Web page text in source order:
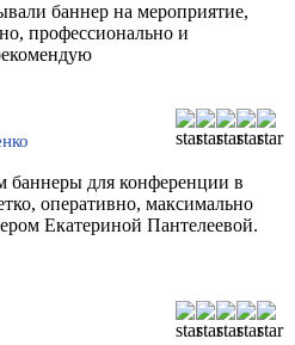
баннер на мероприятие,
профессионально и
баннеры для конференции в
оперативно, максимально
Екатериной Пантелеевой.